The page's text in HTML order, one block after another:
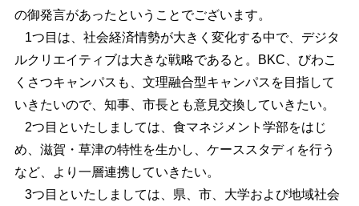
の御発言があったということでございます。
1つ目は、社会経済情勢が大きく変化する中で、デジタ
ルクリエイティブは大きな戦略であると。BKC、びわこ
くさつキャンパスも、文理融合型キャンパスを目指して
いきたいので、知事、市長とも意見交換していきたい。
2つ目といたしましては、食マネジメント学部をはじ
め、滋賀・草津の特性を生かし、ケーススタディを行う
など、より一層連携していきたい。
3つ目といたしましては、県、市、大学および地域社会